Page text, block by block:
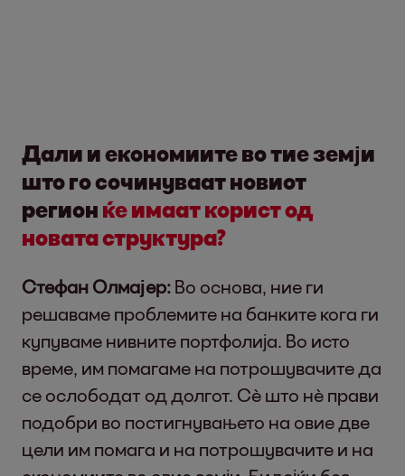
Дали и економиите во тие земји
што го сочинуваат новиот
регион ќе имаат корист од
новата структура?
Стефан Олмајер: Во основа, ние ги
решаваме проблемите на банките кога ги
купуваме нивните портфолија. Во исто
време, им помагаме на потрошувачите да
се ослободат од долгот. Сè што нè прави
подобри во постигнувањето на овие две
цели им помага и на потрошувачите и на